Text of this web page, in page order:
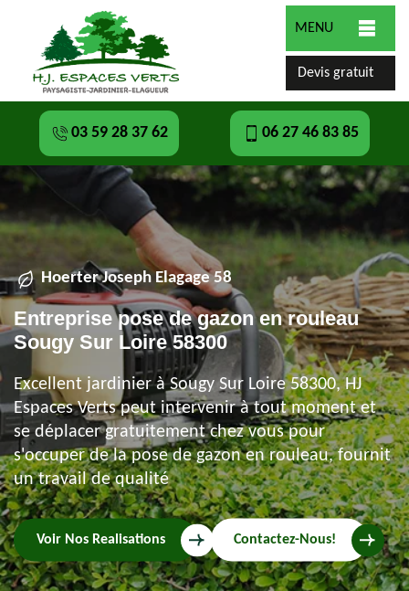
MENU
Devis gratuit
03 59 28 37 62 06 27 46 83 85
Hoerter Joseph Elagage 58
Entreprise pose de gazon en rouleau
Sougy Sur Loire 58300
Excellent jardinier à Sougy Sur Loire 58300, HJ
Espaces Verts peut intervenir à tout moment et
se déplacer gratuitement chez vous pour
s'occuper de la pose de gazon en rouleau, fournit
un travail de qualité
Voir Nos Realisations Contactez-Nous!